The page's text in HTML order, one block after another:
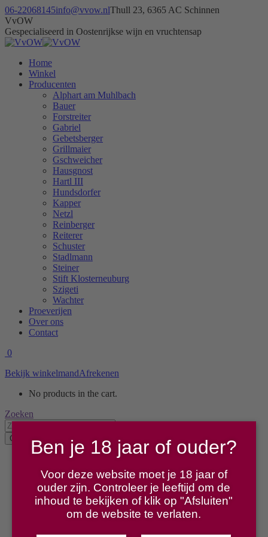
Skip
to
content
06-22068145info@vvow.nlThull 23, 6365 AC Schinnen
Facebook
page
opens
new
window
Instagram
page
opens
new
window
X
page
opens
new
window
VvOW
Gespecialiseerd in Oostenrijkse wijn en vruchtensap
Home
Winkel
Producenten
Alphart am Muhlbach
Bauer
Forstreiter
Gabriel
Gebetsberger
Grillmaier
Gschweicher
Hausgnost
Hartl III
Hundsdorfer
Kapper
Netzl
Reinberger
Reiterer
Schuster
Stadlmann
Steiner
Stift Klosterneuburg
Szigeti
Wachter
Proeverijen
Over ons
Contact
0
Bekijk winkelmandAfrekenen
No products in the cart.
Search:
Zoeken
Winkel
Producenten
Alphart am Muhlbach
Bauer
Forstreiter
Gebetsberger
Ben je 18 jaar of ouder?
Voor deze website moet je 18 jaar of
ouder zijn. Controleer je leeftijd om de
inhoud te bekijken of klik op "Afsluiten"
om de website te verlaten.